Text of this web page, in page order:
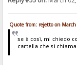
Quote from: rejetto on
se è così, mi chiedo
cartella che si